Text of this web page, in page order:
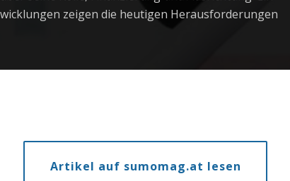
zeigen die heutigen Herausforderungen
Artikel auf sumomag.at lesen